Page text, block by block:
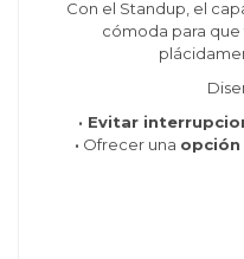
Con el Standup, el
cómoda para
· Evitar
· Ofrecer una opción